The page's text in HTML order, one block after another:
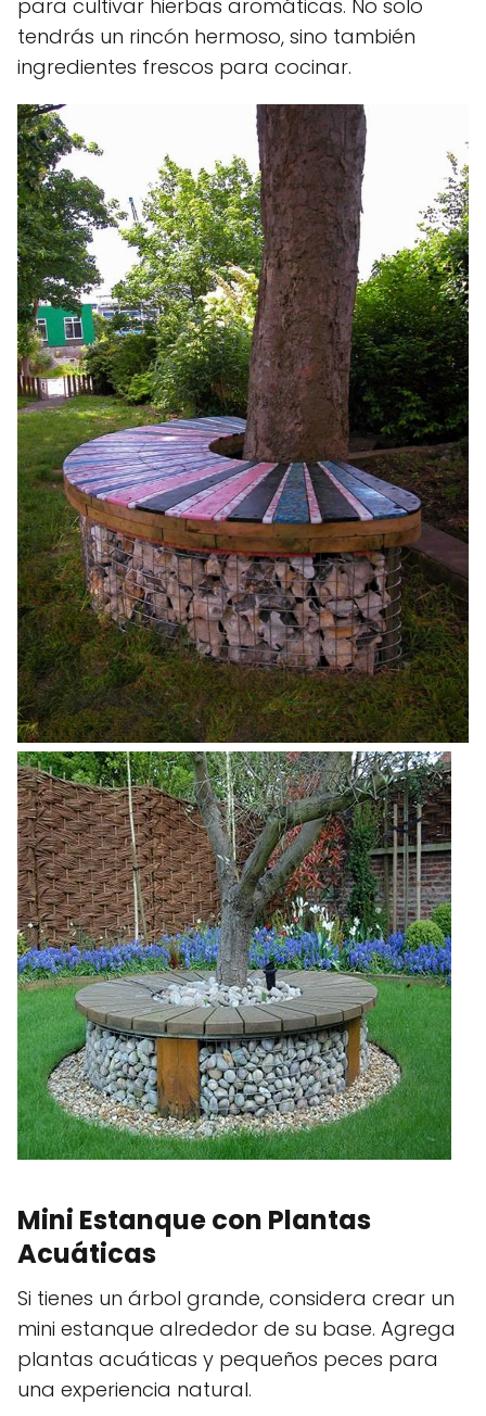
para cultivar hierbas aromáticas. No solo
tendrás un rincón hermoso, sino también
ingredientes frescos para cocinar.
Mini Estanque con Plantas
Acuáticas
Si tienes un árbol grande, considera crear un
mini estanque alrededor de su base. Agrega
plantas acuáticas y pequeños peces para
una experiencia natural.